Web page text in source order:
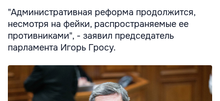
"Административная реформа продолжится,
несмотря на фейки, распространяемые ее
противниками", - заявил председатель
парламента Игорь Гросу.